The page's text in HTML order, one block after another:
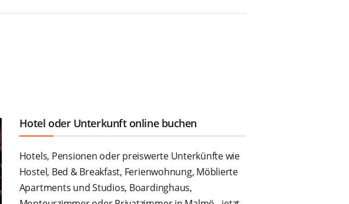
Hotel oder Unterkunft online buchen
Hotels, Pensionen oder preiswerte Unterkünfte wie
Hostel, Bed & Breakfast, Ferienwohnung, Möblierte
Apartments und Studios, Boardinghaus,